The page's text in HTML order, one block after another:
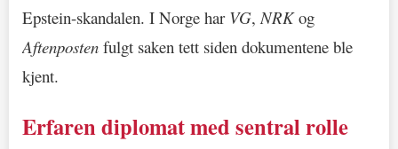
Epstein-skandalen. I Norge har VG, NRKog
Aftenposten fulgt saken tett siden dokumentene ble
kjent.
Erfaren diplomat med sentral rolle